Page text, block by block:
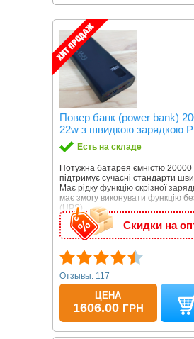
Повер банк (power bank)
22w з швидкою зарядкою
Есть на складе
Потужна батарея ємністю 20000
підтримує сучасні стандарти
Має рідку функцію скрізної
має змогу виконувати функцію
(UPS).
Скидки на
Отзывы: 117
ЦЕНА
1606.00 ГРН